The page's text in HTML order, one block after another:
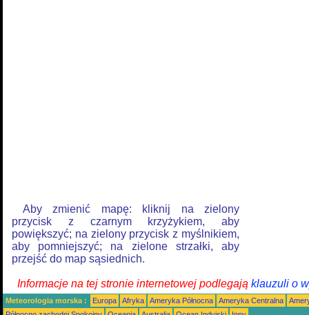
Aby zmienić mapę: kliknij na zielony
przycisk z czarnym krzyżykiem, aby
powiększyć; na zielony przycisk z myślnikiem,
aby pomniejszyć; na zielone strzałki, aby
przejść do map sąsiednich.
Informacje na tej stronie internetowej podlegają klauzuli o
Meteorologia morska : Europa Afryka Ameryka Północna Ameryka Centralna